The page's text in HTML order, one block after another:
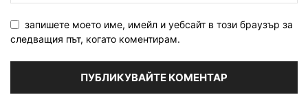
запишете моето име, имейл и уебсайт в този браузър за
следващия път, когато коментирам.